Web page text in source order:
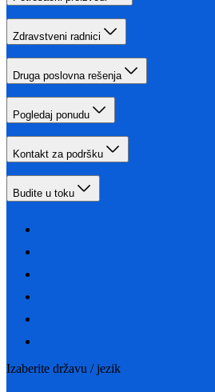
Zdravstveni radnici
Druga poslovna rešenja
Pogledaj ponudu
Kontakt za podršku
Budite u toku
Izaberite državu / jezik